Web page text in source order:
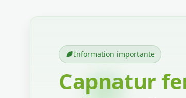
Information importante
Capnatur